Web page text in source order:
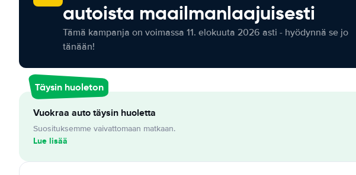
autoista maailmanlaajuisesti
Tämä kampanja on voimassa 11. elokuuta 2026 asti - hyödynnä se jo
tänään!
Täysin huoleton
Vuokraa auto täysin huoletta
Suosituksemme vaivattomaan matkaan.
Lue lisää